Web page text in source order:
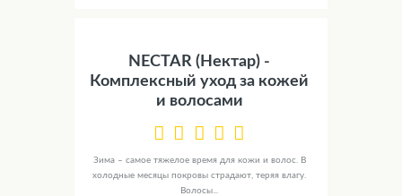
NECTAR (Нектар) -
Комплексный уход за кожей
и волосами
Зима – самое тяжелое время для кожи и волос. В
холодные месяцы покровы страдают, теряя влагу.
Волосы...